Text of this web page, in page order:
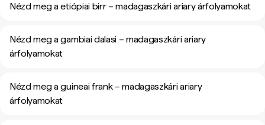
Nézd meg a etiópiai birr – madagaszkári ariary árfolyamokat
Nézd meg a gambiai dalasi – madagaszkári ariary
árfolyamokat
Nézd meg a guineai frank – madagaszkári ariary
árfolyamokat